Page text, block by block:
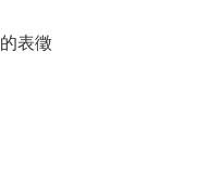
表徵